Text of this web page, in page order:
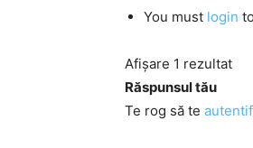
You must login
Afișare 1 rezultat
Răspunsul tău
Te rog să te